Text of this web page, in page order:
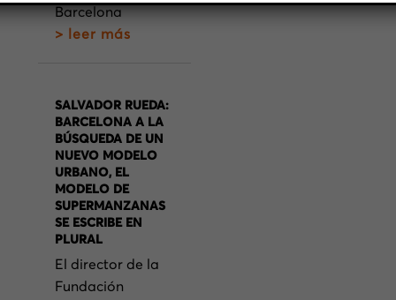
Barcelona
> leer más
SALVADOR RUEDA:
BARCELONA A LA
BÚSQUEDA DE UN
NUEVO MODELO
URBANO, EL
MODELO DE
SUPERMANZANAS
SE ESCRIBE EN
PLURAL
El director de la
Fundación